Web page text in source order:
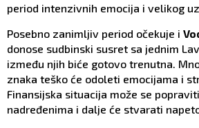
period intenzivnih emocija i velikog
Posebno zanimljiv period očekuje i
donose sudbinski susret sa jednim
između njih biće gotovo trenutna.
znaka teško će odoleti emocijama i
Finansijska situacija može se
nadređenima i dalje će stvarati